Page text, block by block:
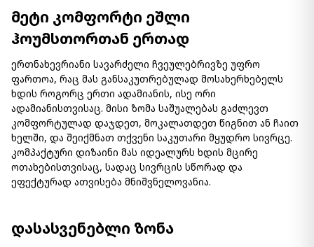
მეტი კომფორტი ეშლი
ჰოუმსთორთან ერთად
ერთნახევრიანი სავარძელი ჩვეულებრივზე უფრო
ფართოა, რაც მას განსაკუთრებულად მოსახერხებელს
ხდის როგორც ერთი ადამიანის, ისე ორი
ადამიანისთვისაც. მისი ზომა საშუალებას გაძლევთ
კომფორტულად დაჯდეთ, მოკალათდეთ წიგნით ან ჩაით
ხელში, და შეიქმნათ თქვენი საკუთარი მყუდრო სივრცე.
კომპაქტური დიზაინი მას იდეალურს ხდის მცირე
ოთახებისთვისაც, სადაც სივრცის სწორად და
ეფექტურად ათვისება მნიშვნელოვანია.
დასასვენებლი ზონა